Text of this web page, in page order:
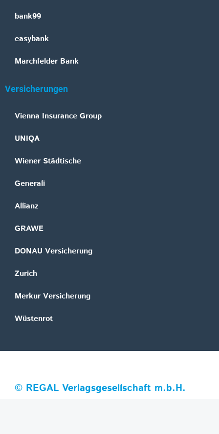
bank99
easybank
Marchfelder Bank
Versicherungen
Vienna Insurance Group
UNIQA
Wiener Städtische
Generali
Allianz
GRAWE
DONAU Versicherung
Zurich
Merkur Versicherung
Wüstenrot
© REGAL Verlagsgesellschaft m.b.H.